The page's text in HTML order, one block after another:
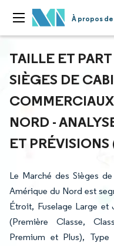
À propos
TAILLE ET
SIÈGES DE
NORD -
ET
Le Marché des Sièges
Amérique du Nord est
Étroit, Fuselage Large et
(Première Classe,
Premium et Plus), Type